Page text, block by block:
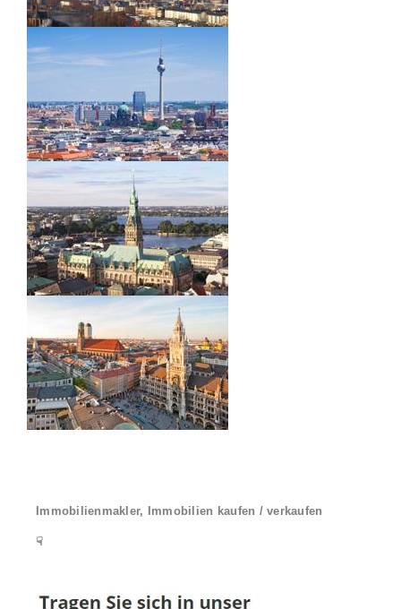
Immobilienmakler, Immobilien kaufen / verkaufen
☟